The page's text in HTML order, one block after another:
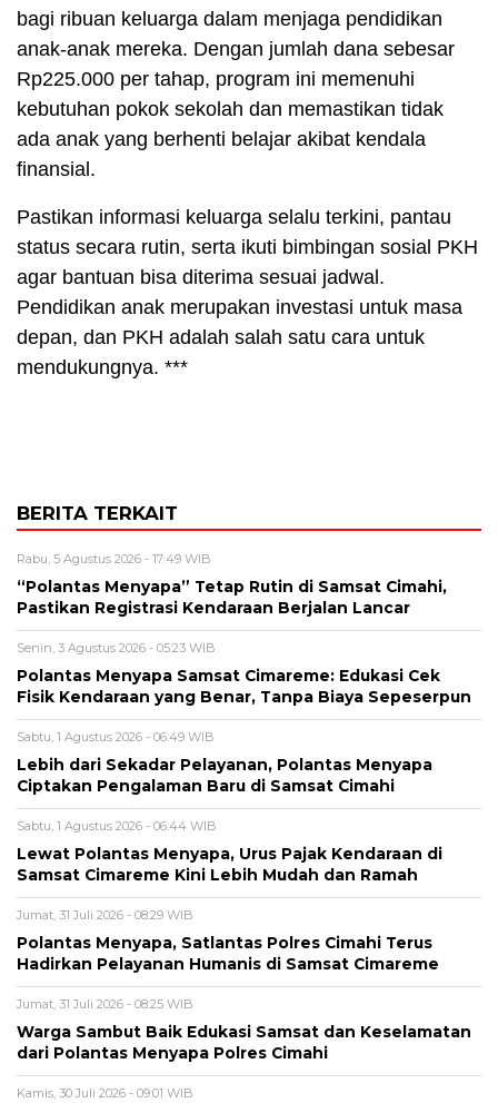
bagi ribuan keluarga dalam menjaga pendidikan
anak-anak mereka. Dengan jumlah dana sebesar
Rp225.000 per tahap, program ini memenuhi
kebutuhan pokok sekolah dan memastikan tidak
ada anak yang berhenti belajar akibat kendala
finansial.
Pastikan informasi keluarga selalu terkini, pantau
status secara rutin, serta ikuti bimbingan sosial PKH
agar bantuan bisa diterima sesuai jadwal.
Pendidikan anak merupakan investasi untuk masa
depan, dan PKH adalah salah satu cara untuk
mendukungnya. ***
BERITA TERKAIT
Rabu, 5 Agustus 2026 - 17:49 WIB
“Polantas Menyapa” Tetap Rutin di Samsat Cimahi,
Pastikan Registrasi Kendaraan Berjalan Lancar
Senin, 3 Agustus 2026 - 05:23 WIB
Polantas Menyapa Samsat Cimareme: Edukasi Cek
Fisik Kendaraan yang Benar, Tanpa Biaya Sepeserpun
Sabtu, 1 Agustus 2026 - 06:49 WIB
Lebih dari Sekadar Pelayanan, Polantas Menyapa
Ciptakan Pengalaman Baru di Samsat Cimahi
Sabtu, 1 Agustus 2026 - 06:44 WIB
Lewat Polantas Menyapa, Urus Pajak Kendaraan di
Samsat Cimareme Kini Lebih Mudah dan Ramah
Jumat, 31 Juli 2026 - 08:29 WIB
Polantas Menyapa, Satlantas Polres Cimahi Terus
Hadirkan Pelayanan Humanis di Samsat Cimareme
Jumat, 31 Juli 2026 - 08:25 WIB
Warga Sambut Baik Edukasi Samsat dan Keselamatan
dari Polantas Menyapa Polres Cimahi
Kamis, 30 Juli 2026 - 09:01 WIB